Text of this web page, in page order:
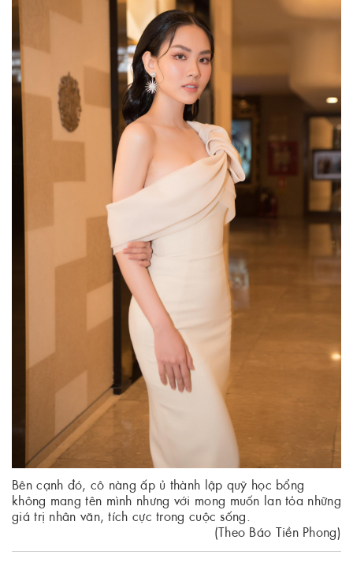
Bên cạnh đó, cô nàng ấp ủ thành lập quỹ học bổng
không mang tên mình nhưng với mong muốn lan tỏa những
giá trị nhân văn, tích cực trong cuộc sống.
(Theo Báo Tiền Phong)